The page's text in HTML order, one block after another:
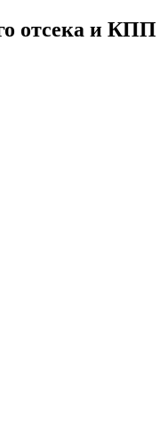
отсека и КПП